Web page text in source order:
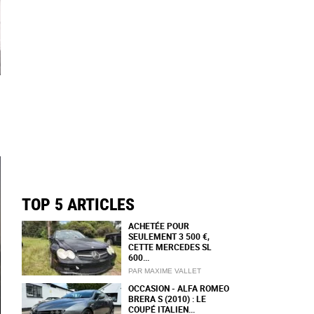
TOP 5 ARTICLES
ACHETÉE POUR
SEULEMENT 3 500 €,
CETTE MERCEDES SL
600...
PAR MAXIME VALLET
OCCASION - ALFA ROMEO
BRERA S (2010) : LE
COUPÉ ITALIEN...